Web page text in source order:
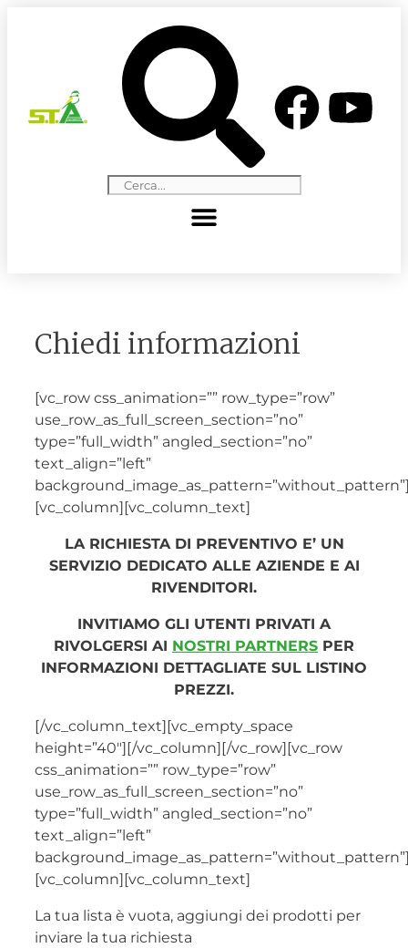
Chiedi informazioni
[vc_row css_animation=”” row_type=”row”
use_row_as_full_screen_section=”no”
type=”full_width” angled_section=”no”
text_align=”left”
[vc_column][vc_column_text]
LA RICHIESTA DI PREVENTIVO E’ UN
SERVIZIO DEDICATO ALLE AZIENDE E AI
RIVENDITORI.
INVITIAMO GLI UTENTI PRIVATI A
RIVOLGERSI AI NOSTRI PARTNERS PER
INFORMAZIONI DETTAGLIATE SUL LISTINO
PREZZI.
[/vc_column_text][vc_empty_space
height=”40″][/vc_column][/vc_row][vc_row
css_animation=”” row_type=”row”
use_row_as_full_screen_section=”no”
type=”full_width” angled_section=”no”
text_align=”left”
[vc_column][vc_column_text]
La tua lista è vuota, aggiungi dei prodotti per
inviare la tua richiesta